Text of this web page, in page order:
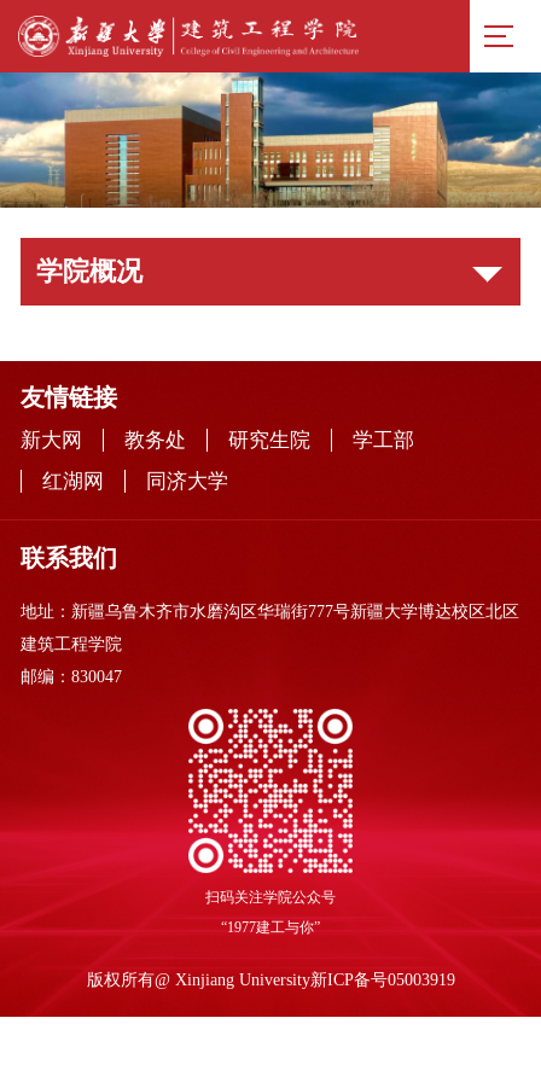
学院概况
友情链接
新大网 教务处 研究生院
学工部
红湖网
同济大学
联系我们
地址：新疆乌鲁木齐市水磨沟区华瑞街777号新疆大学博达校区北区
建筑工程学院
邮编：830047
扫码关注学院公众号
“1977建工与你”
版权所有@ Xinjiang University新ICP备号05003919